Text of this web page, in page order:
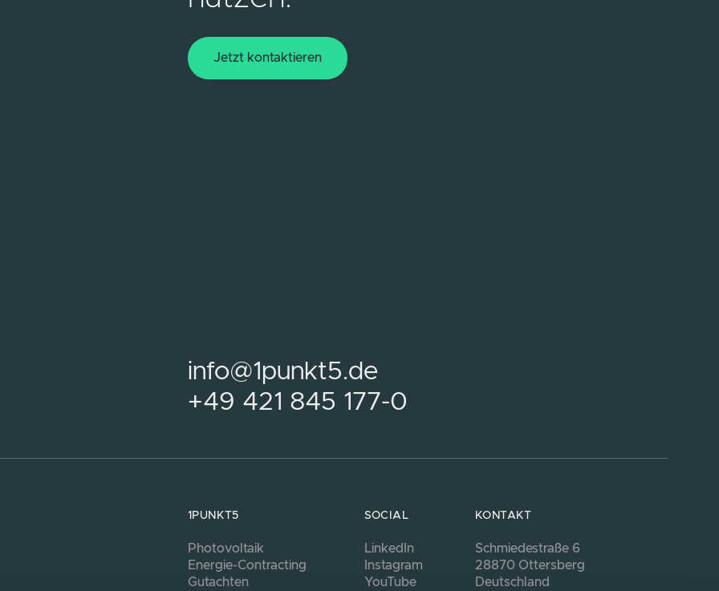
Jetzt kontaktieren
info@1punkt5.de
+49 421 845 177-0
1PUNKT5
Photovoltaik
Energie-Contracting
Gutachten
SOCIAL
LinkedIn
Instagram
YouTube
KONTAKT
Schmiedestraße 6
28870 Ottersberg
Deutschland